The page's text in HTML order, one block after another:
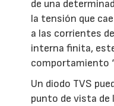
de una
la tensión que
a las corrientes
interna finita,
comportamiento
Un diodo TVS
punto de vista de